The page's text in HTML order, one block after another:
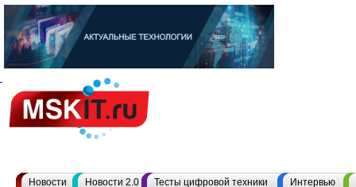
Новости Новости 2.0 Тесты цифровой техники Интервью